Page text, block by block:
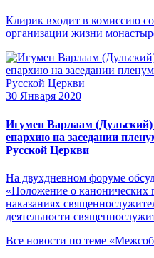
Клирик входит в комиссию
организации жизни
30 Января 2020
Игумен Варлаам
епархию на заседании
Русской Церкви
На двухдневном форуме
«Положение о
наказаниях
деятельности
Все новости по теме